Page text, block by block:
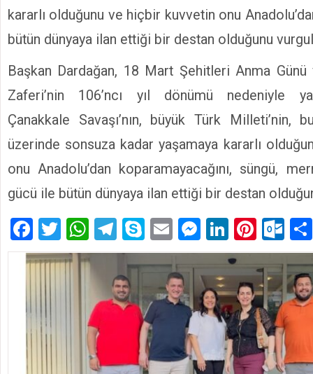
kararlı olduğunu ve hiçbir kuvvetin onu
bütün dünyaya ilan ettiği bir destan olduğunu
Başkan Dardağan, 18 Mart Şehitleri Anma
Zaferi’nin 106’ncı yıl dönümü nedeniyle
Çanakkale Savaşı’nın, büyük Türk Milleti’nin,
üzerinde sonsuza kadar yaşamaya kararlı
onu Anadolu’dan koparamayacağını, süngü,
gücü ile bütün dünyaya ilan ettiği bir destan
Facebook
Twitter
WhatsApp
Telegram
SkypeEmailMessenger
LinkedIn